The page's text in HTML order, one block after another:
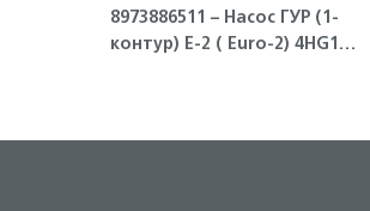
8973886511 – Насос ГУР (1-
контур) Е-2 ( Euro-2) 4HG1